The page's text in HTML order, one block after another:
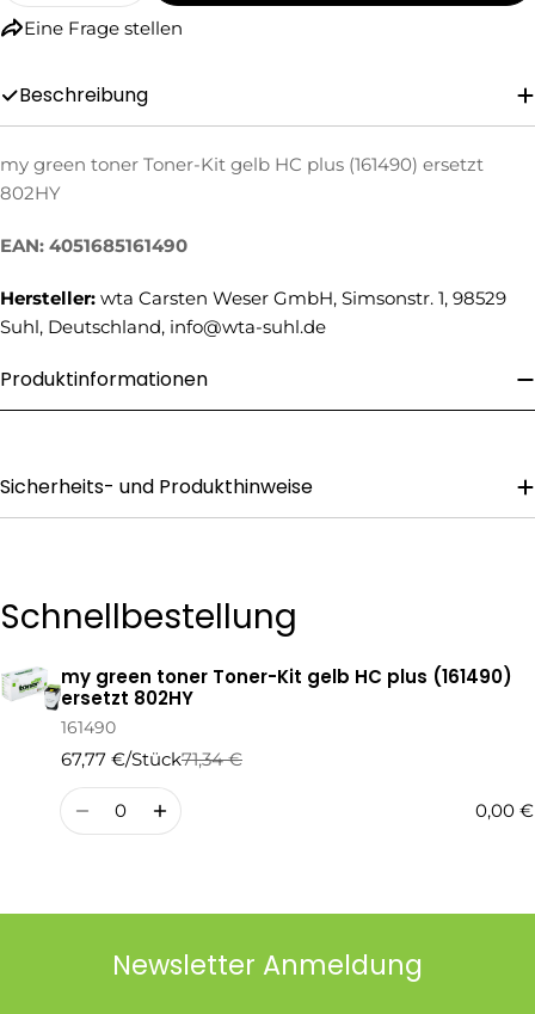
Eine Frage stellen
Ihr
Name
Ihre
E-
Telefonnummer
Frage Senden
Beschreibung
my green toner Toner-Kit gelb HC plus (161490) ersetzt
802HY
EAN: 4051685161490
Hersteller: wta Carsten Weser GmbH, Simsonstr. 1, 98529
Suhl, Deutschland, info@wta-suhl.de
Produktinformationen
Sicherheits- und Produkthinweise
Schnellbestellung
Ihr
Warenkorb
my green toner Toner-Kit gelb HC plus (161490)
ersetzt 802HY
161490
67,77 €/Stück
Regulärer
Preis
71,34 €
Verkaufspreis
Menge
0,00 €
Newsletter Anmeldung